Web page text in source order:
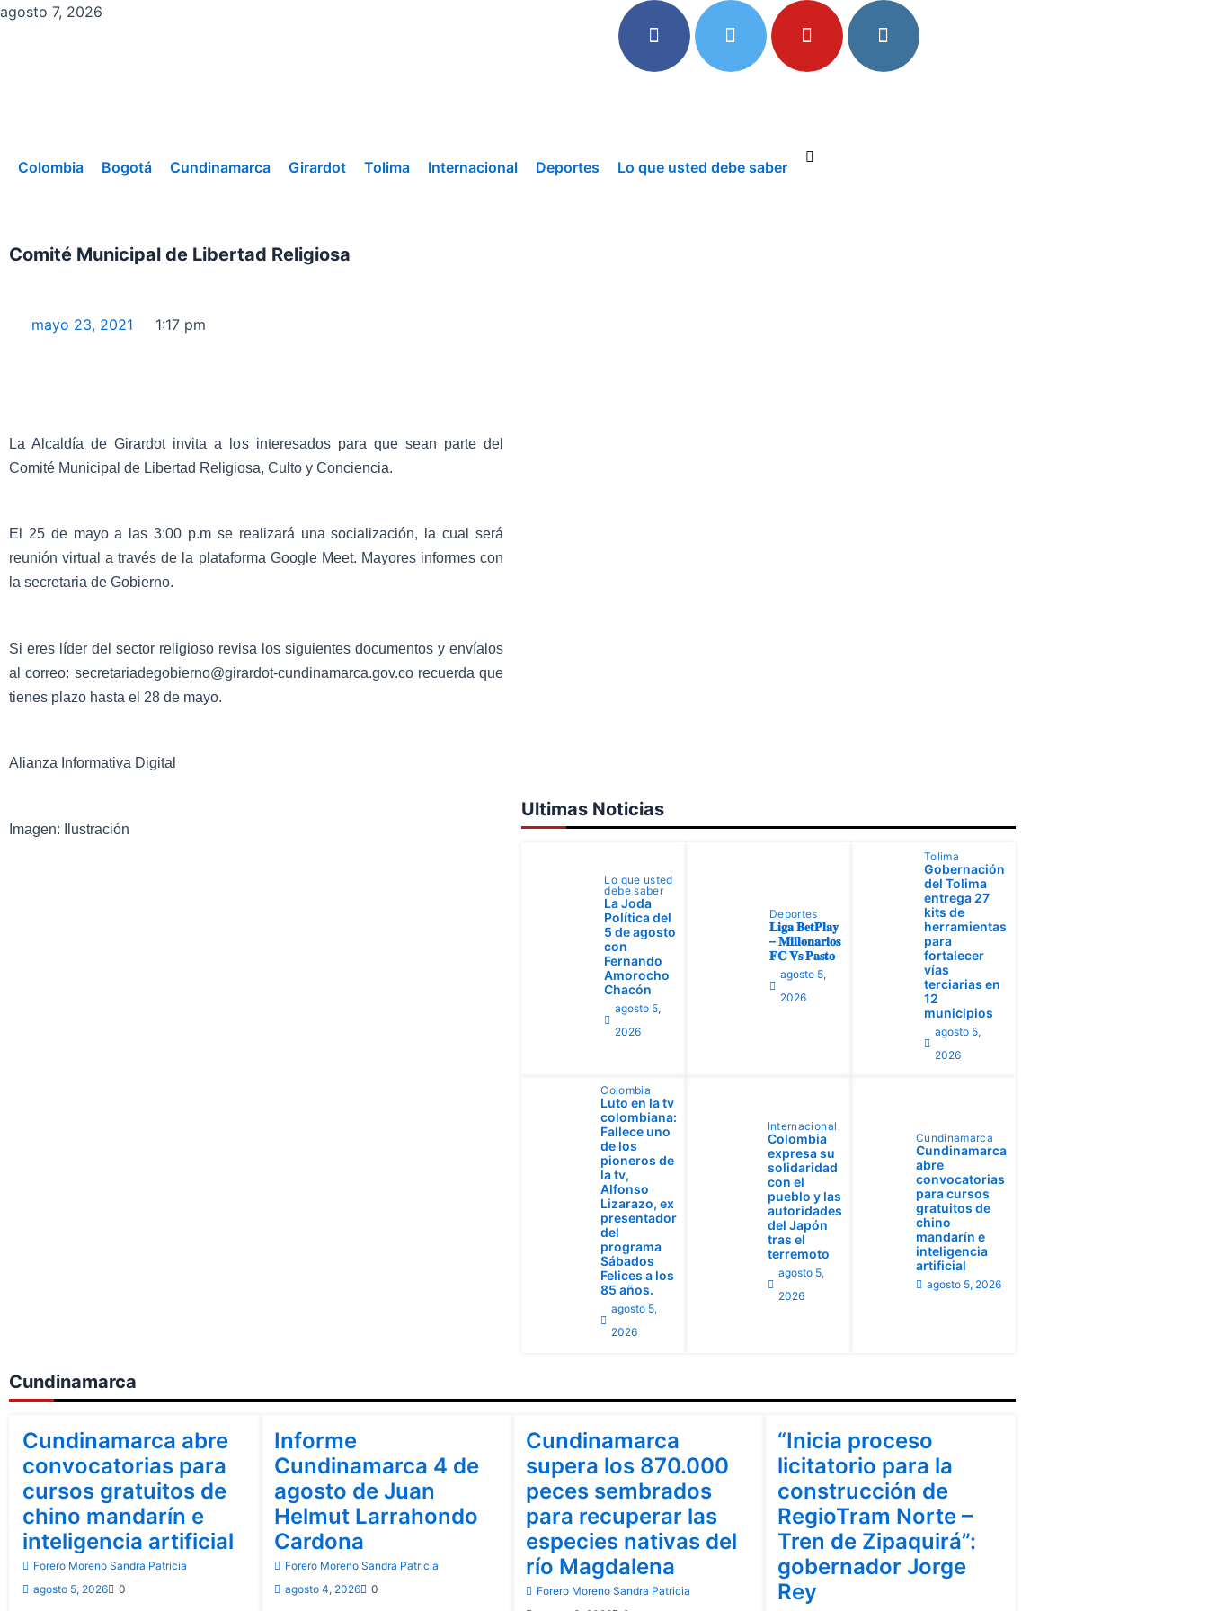
Ir
agosto 7, 2026
Colombia Bogotá Cundinamarca Girardot Tolima Internacional Deportes Lo que usted debe saber
Comité Municipal de Libertad Religiosa
mayo 23, 2021 1:17 pm
La Alcaldía de Girardot invita a los interesados para que sean parte del
Comité Municipal de Libertad Religiosa, Culto y Conciencia.
El 25 de mayo a las 3:00 p.m se realizará una socialización, la cual será
reunión virtual a través de la plataforma Google Meet. Mayores informes con
la secretaria de Gobierno.
Si eres líder del sector religioso revisa los siguientes documentos y envíalos
al correo: secretariadegobierno@girardot-cundinamarca.gov.co recuerda que
tienes plazo hasta el 28 de mayo.
Alianza Informativa Digital
Imagen: Ilustración
Ultimas Noticias
Lo que usted
debe saber
La Joda
Política del
5 de agosto
con
Fernando
Amorocho
Chacón
agosto 5,
2026
Deportes
𝐋𝐢𝐠𝐚 𝐁𝐞𝐭𝐏𝐥𝐚𝐲
– 𝐌𝐢𝐥𝐥𝐨𝐧𝐚𝐫𝐢𝐨𝐬
𝐅𝐂 𝐕𝐬 𝐏𝐚𝐬𝐭𝐨
agosto 5,
2026
Tolima
Gobernación
del Tolima
entrega 27
kits de
herramientas
para
fortalecer
vías
terciarias en
12
municipios
agosto 5,
2026
Colombia
Luto en la tv
colombiana:
Fallece uno
de los
pioneros de
la tv,
Alfonso
Lizarazo, ex
presentador
del
programa
Sábados
Felices a los
85 años.
agosto 5,
2026
Internacional
Colombia
expresa su
solidaridad
con el
pueblo y las
autoridades
del Japón
tras el
terremoto
agosto 5,
2026
Cundinamarca
Cundinamarca
abre
convocatorias
para cursos
gratuitos de
chino
mandarín e
inteligencia
artificial
agosto 5, 2026
Cundinamarca
Cundinamarca
Cundinamarca abre
convocatorias para
cursos gratuitos de
chino mandarín e
inteligencia artificial
Forero Moreno Sandra Patricia
agosto 5, 2026
0
Informe
Cundinamarca 4 de
agosto de Juan
Helmut Larrahondo
Cardona
Forero Moreno Sandra Patricia
agosto 4, 2026
0
Cundinamarca
supera los 870.000
peces sembrados
para recuperar las
especies nativas del
río Magdalena
Forero Moreno Sandra Patricia
“Inicia proceso
licitatorio para la
construcción de
RegioTram Norte –
Tren de Zipaquirá”:
gobernador Jorge
Rey